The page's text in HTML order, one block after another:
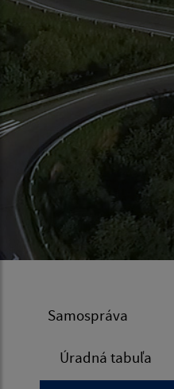
Samospráva
Úradná tabuľa